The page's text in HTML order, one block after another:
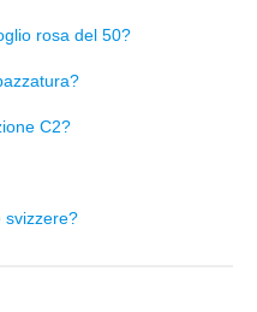
rosa del 50?
C2?
svizzere?